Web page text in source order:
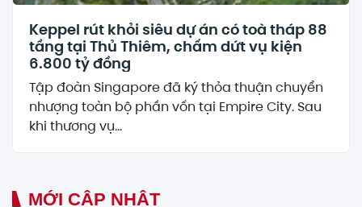
Keppel rút khỏi siêu dự án có toà tháp 88
tầng tại Thủ Thiêm, chấm dứt vụ kiện
6.800 tỷ đồng
Tập đoàn Singapore đã ký thỏa thuận chuyển
nhượng toàn bộ phần vốn tại Empire City. Sau
khi thương vụ...
MỚI CẬP NHẬT